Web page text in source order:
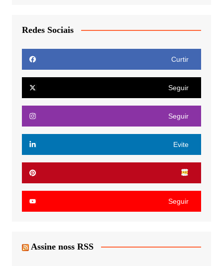
Redes Sociais
Curtir
Seguir
Seguir
Evite
Seguir
Assine noss RSS